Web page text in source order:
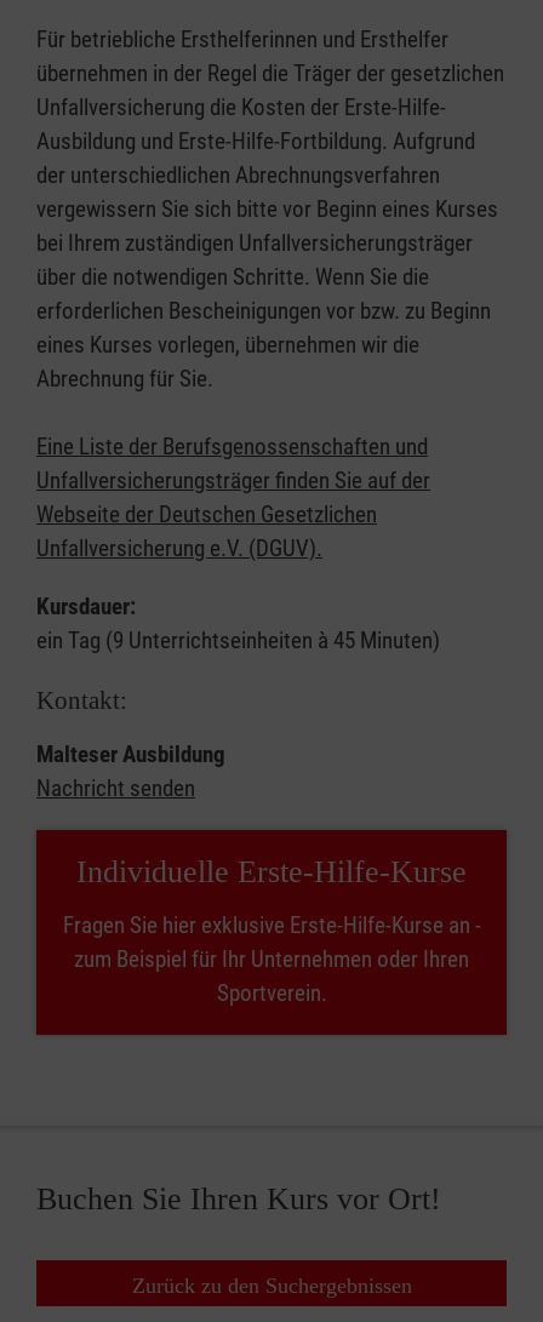
Für betriebliche Ersthelferinnen und Ersthelfer
übernehmen in der Regel die Träger der gesetzlichen
Unfallversicherung die Kosten der Erste-Hilfe-
Ausbildung und Erste-Hilfe-Fortbildung. Aufgrund
der unterschiedlichen Abrechnungsverfahren
vergewissern Sie sich bitte vor Beginn eines Kurses
bei Ihrem zuständigen Unfallversicherungsträger
über die notwendigen Schritte. Wenn Sie die
erforderlichen Bescheinigungen vor bzw. zu Beginn
eines Kurses vorlegen, übernehmen wir die
Abrechnung für Sie.
Eine Liste der Berufsgenossenschaften und
Unfallversicherungsträger finden Sie auf der
Webseite der Deutschen Gesetzlichen
Unfallversicherung e.V. (DGUV).
Kursdauer:
ein Tag (9 Unterrichtseinheiten à 45 Minuten)
Kontakt:
Malteser Ausbildung
Nachricht senden
Individuelle Erste-Hilfe-Kurse
Fragen Sie hier exklusive Erste-Hilfe-Kurse an -
zum Beispiel für Ihr Unternehmen oder Ihren
Sportverein.
Buchen Sie Ihren Kurs vor Ort!
Zurück zu den Suchergebnissen